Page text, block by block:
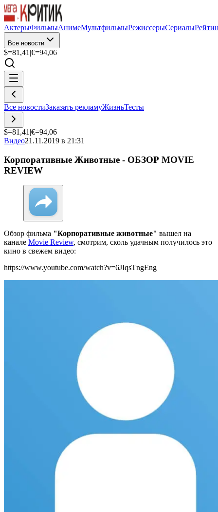
АктерыФильмыАнимеМультфильмыРежиссерыСериалы
Все новости
$=81,41 |€=94,06
Все новостиЗаказать рекламуЖизньТесты
$=81,41 |€=94,06
Видео21.11.2019 в 21:31
Корпоративные Животные - ОБЗОР MOVIE
REVIEW
Обзор фильма "Корпоративные животные" вышел на
канале Movie Review, смотрим, сколь удачным получилось это
кино в свежем видео:
https://www.youtube.com/watch?v=6JIqsTngEng